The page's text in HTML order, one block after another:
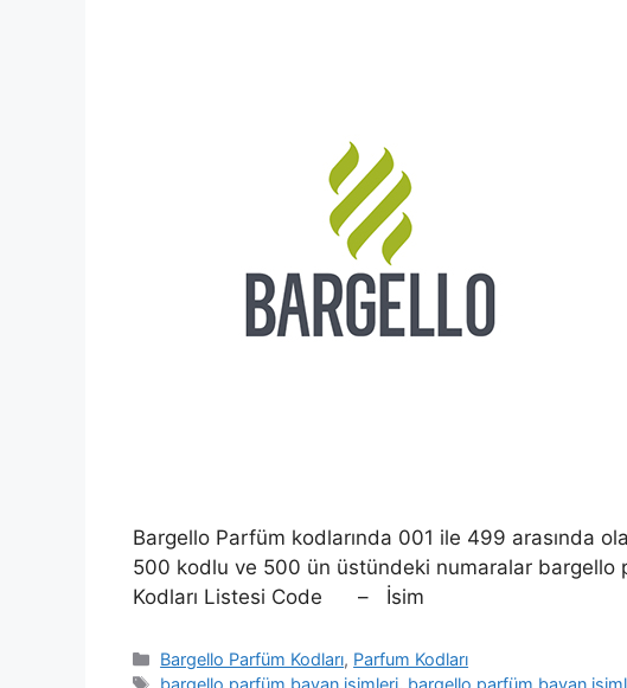
Bargello Parfüm kodlarında 001 ile 499 arasında
500 kodlu ve 500 ün üstündeki numaralar bargello
Kodları Listesi Code –
Kategoriler
Bargello Parfüm Kodları, Parfum Kodları
Etiketler